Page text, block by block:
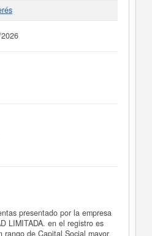
presentado por la empresa
LIMITADA. en el registro es
rango de Capital Social mayor